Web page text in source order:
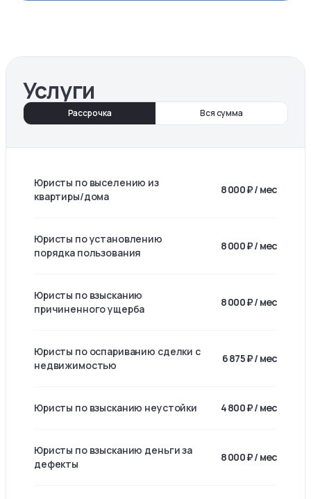
Услуги
Рассрочка Вся сумма
Юристы по выселению из
квартиры/дома
8 000 ₽ / мес
Юристы по установлению
порядка пользования
8 000 ₽ / мес
Юристы по взысканию
причиненного ущерба
8 000 ₽ / мес
Юристы по оспариванию сделки с
недвижимостью
6 875 ₽ / мес
Юристы по взысканию неустойки 4 800 ₽ / мес
Юристы по взысканию деньги за
дефекты
8 000 ₽ / мес